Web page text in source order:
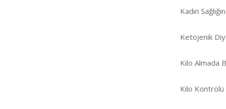
Kadın
Ketojenik
Kilo Almada
Kilo Kontrolü